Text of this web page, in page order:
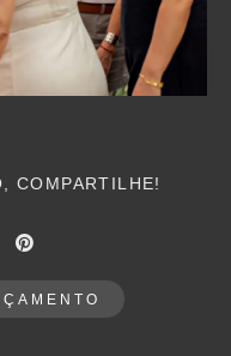
COMPARTILHE!